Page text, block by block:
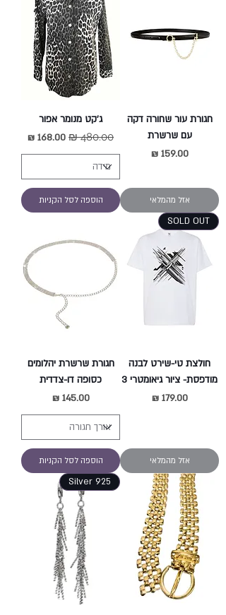
חגורת עור שחורה דקה
עם שרשרת
מחיר‏159.00 ‏₪
אזל מהמלאי
ג'קט מנומר אפור
מחיר רגיל
מחיר מבצע
הוספה לסל הקניות
SOLD OUT
חולצת טי-שירט לבנה
מודפסת- ציור גיאומטרי 3
מחיר‏179.00 ‏₪
אזל מהמלאי
חגורת שרשרת יהלומים
כסופה דו-צדדית
מחיר‏145.00 ‏₪
הוספה לסל הקניות
Silver 925